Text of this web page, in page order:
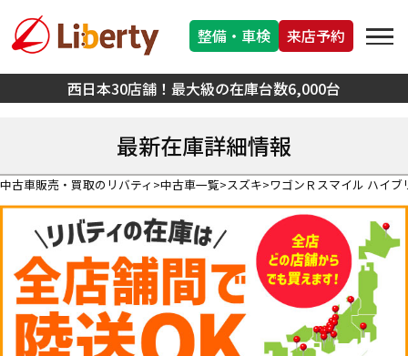
西日本30店舗！最大級の在庫台数6,000台
整備・車検 来店予約
最新在庫詳細情報
中古車販売・買取のリバティ 中古車一覧 スズキ ワゴンＲスマイル ハイブ